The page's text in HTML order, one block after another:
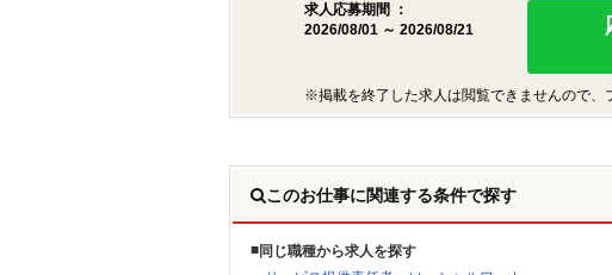
求人応募期間 ：
2026/08/01 ～ 2026/08/21
※掲載を終了した求人は閲覧できませんので、
このお仕事に関連する条件で探す
同じ職種から求人を探す